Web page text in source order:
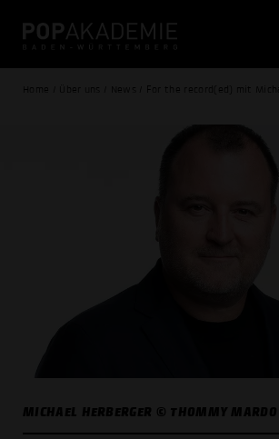
Home / Über uns / News / For the record(ed) mit
MICHAEL HERBERGER © THOMMY MARDO